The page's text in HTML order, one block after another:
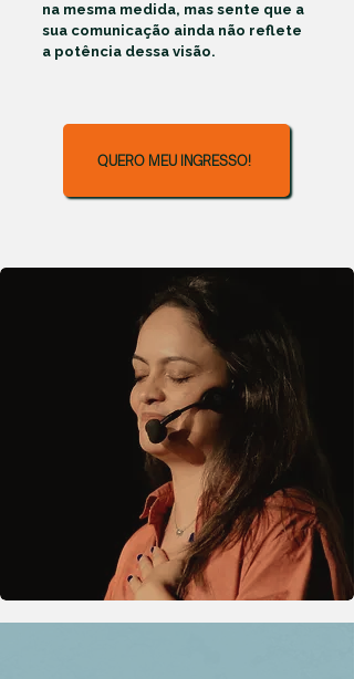
na mesma medida, mas sente que a
sua comunicação ainda não reflete
a potência dessa visão.
QUERO MEU INGRESSO!